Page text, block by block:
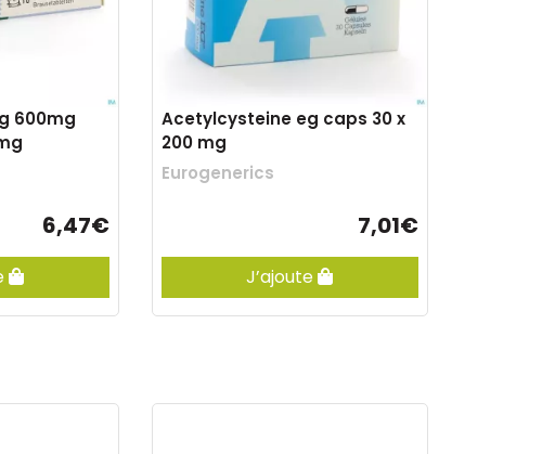
600mg
6,47€
Acetylcysteine eg caps 30 x
200 mg
Eurogenerics
7,01€
J’ajoute